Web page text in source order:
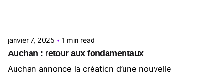
janvier 7, 2025 1 min read
Auchan : retour aux fondamentaux
Auchan annonce la création d’une nouvelle